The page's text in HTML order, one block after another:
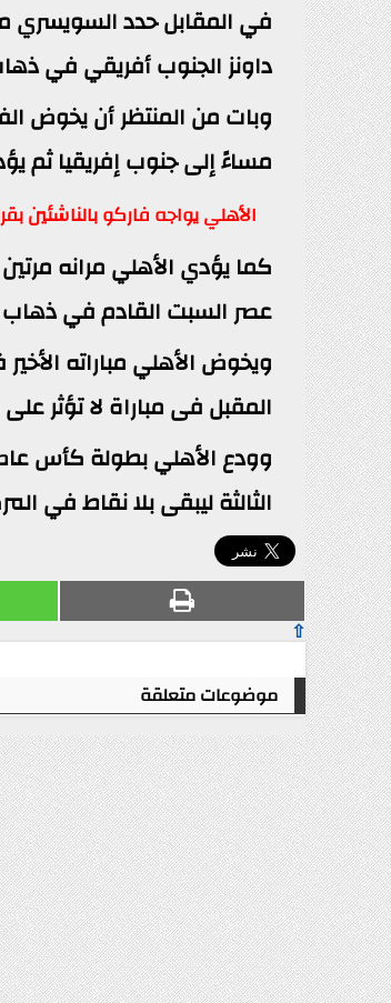
في المقابل حدد السويسري
داونز الجنوب أفريقي في
وبات من المنتظر أن يخوض
مساءً إلى جنوب إفريقيا ثم
الأهلي يواجه فاركو بالناشئين
كما يؤدي الأهلي مرانه
عصر السبت القادم في ذهاب
ويخوض الأهلي مباراته
المقبل فى مباراة لا تؤثر
وودع الأهلي بطولة كأس
الثالثة ليبقى بلا نقاط في
⇧
موضوعات متعلقة